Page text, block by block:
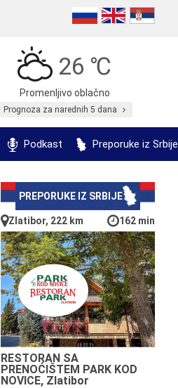
26 ℃
Promenljivo oblačno
Prognoza za narednih 5 dana
Podkast Preporuke iz Srbije
PREPORUKE IZ SRBIJE
Zlatibor, 222 km 162 min
RESTORAN SA
PRENOĆIŠTEM PARK KOD
NOVICE, Zlatibor